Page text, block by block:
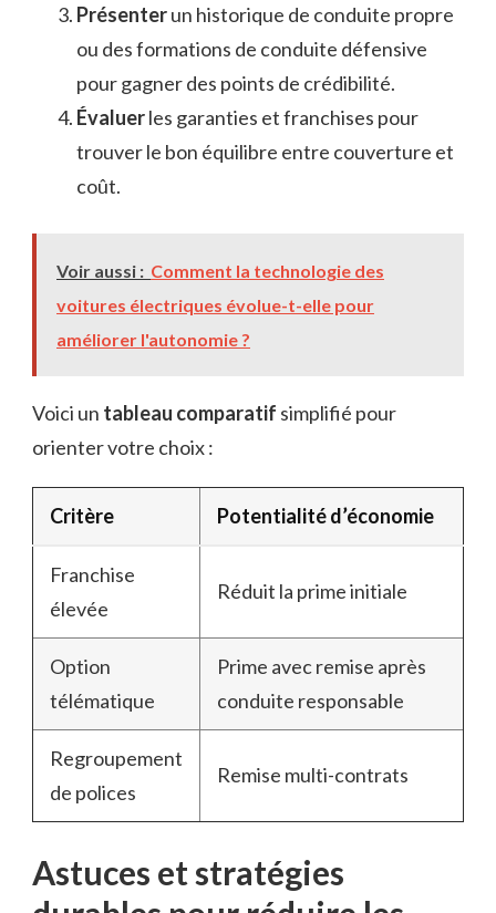
Présenterun historique de conduite propre
ou des formations de conduite défensive
pour gagner des points de crédibilité.
Évaluerles garanties et franchises pour
trouver le bon équilibre entre couverture et
coût.
Voir aussi : Comment la technologie des
voitures électriques évolue-t-elle pour
améliorer l'autonomie ?
Voici un tableau comparatif simplifié pour
orienter votre choix :
Critère Potentialité d’économie
Franchise
élevée
Réduit la prime initiale
Option
télématique
Prime avec remise après
conduite responsable
Regroupement
de polices
Remise multi-contrats
Astuces et stratégies